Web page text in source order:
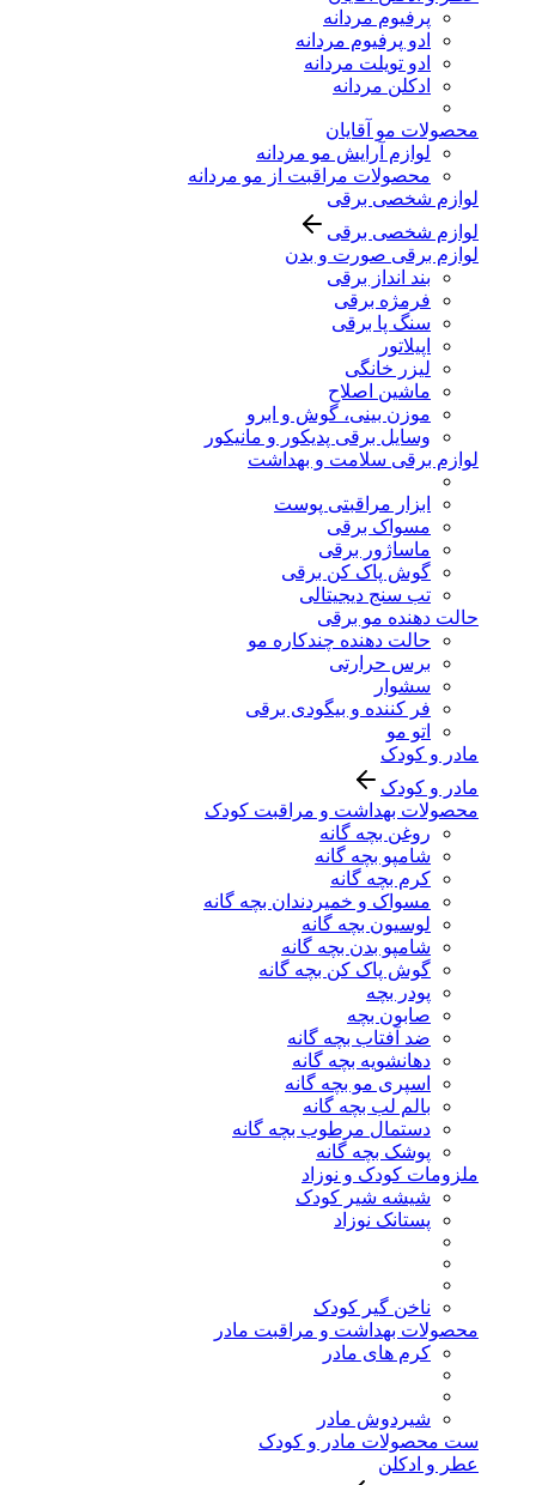
پرفیوم مردانه
ادو پرفیوم مردانه
ادو تویلت مردانه
ادکلن مردانه
محصولات مو آقایان
لوازم آرایش مو مردانه
محصولات مراقبت از مو مردانه
لوازم شخصی برقی
لوازم شخصی برقی
لوازم برقی صورت و بدن
بند انداز برقی
فرمژه برقی
سنگ پا برقی
اپیلاتور
لیزر خانگی
ماشین اصلاح
موزن بینی، گوش و ابرو
وسایل برقی پدیکور و مانیکور
لوازم برقی سلامت و بهداشت
ابزار مراقبتی پوست
مسواک برقی
ماساژور برقی
گوش پاک کن برقی
تب سنج دیجیتالی
حالت دهنده مو برقی
حالت دهنده چندکاره مو
برس حرارتی
سشوار
فر کننده و بیگودی برقی
اتو مو
مادر و کودک
مادر و کودک
محصولات بهداشت و مراقبت کودک
روغن بچه گانه
شامپو بچه گانه
کرم بچه گانه
مسواک و خمیردندان بچه گانه
لوسیون بچه گانه
شامپو بدن بچه گانه
گوش پاک کن بچه گانه
پودر بچه
صابون بچه
ضد آفتاب بچه گانه
دهانشویه بچه گانه
اسپری مو بچه گانه
بالم لب بچه گانه
دستمال مرطوب بچه گانه
پوشک بچه گانه
ملزومات کودک و نوزاد
شیشه شیر کودک
پستانک نوزاد
ناخن گیر کودک
محصولات بهداشت و مراقبت مادر
کرم های مادر
شیردوش مادر
ست محصولات مادر و کودک
عطر و ادکلن